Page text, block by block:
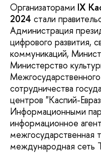
Организаторами IX
2024 стали
Администрация
цифрового развития,
коммуникаций,
Министерство
сотрудничества
центров "Каспий-
Информационными
информационное
международная сеть